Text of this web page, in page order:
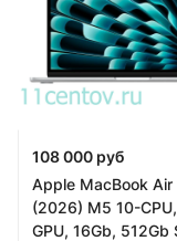
108 000 руб
Apple MacBook Air
(2026) M5 10-
GPU, 16Gb, 512Gb